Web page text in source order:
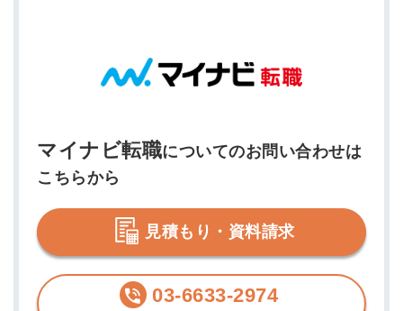
マイナビ転職についてのお問い合わせは
こちらから
見積もり・資料請求
03-6633-2974